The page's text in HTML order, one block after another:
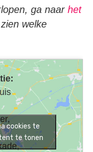
ga naar het
welke
cookies te
te tonen